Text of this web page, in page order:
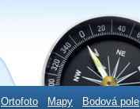
Ortofoto Mapy Bodová pole